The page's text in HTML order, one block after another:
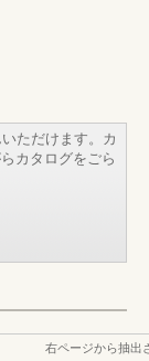
ただけます。カ
カタログをごら
右ページから抽出